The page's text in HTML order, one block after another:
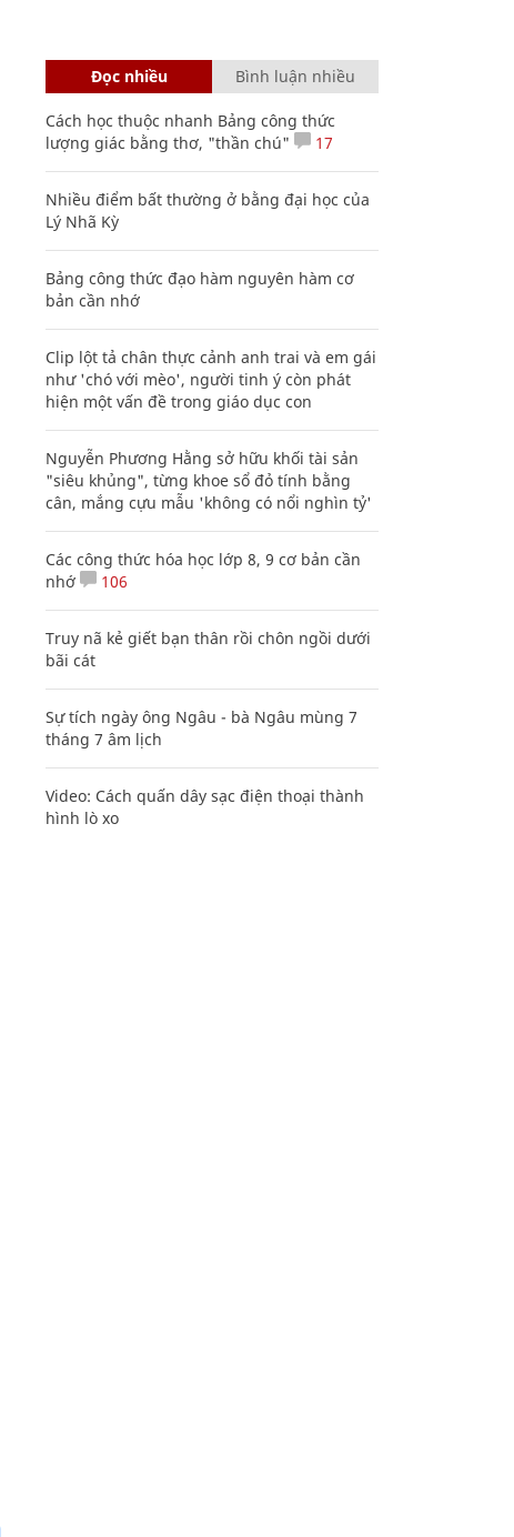
Đọc nhiều Bình luận nhiều
Cách học thuộc nhanh Bảng công thức
lượng giác bằng thơ, "thần chú"
17
Nhiều điểm bất thường ở bằng đại học của
Lý Nhã Kỳ
Bảng công thức đạo hàm nguyên hàm cơ
bản cần nhớ
Clip lột tả chân thực cảnh anh trai và em gái
như 'chó với mèo', người tinh ý còn phát
hiện một vấn đề trong giáo dục con
Nguyễn Phương Hằng sở hữu khối tài sản
"siêu khủng", từng khoe sổ đỏ tính bằng
cân, mắng cựu mẫu 'không có nổi nghìn tỷ'
Các công thức hóa học lớp 8, 9 cơ bản cần
nhớ
106
Truy nã kẻ giết bạn thân rồi chôn ngồi dưới
bãi cát
Sự tích ngày ông Ngâu - bà Ngâu mùng 7
tháng 7 âm lịch
Video: Cách quấn dây sạc điện thoại thành
hình lò xo